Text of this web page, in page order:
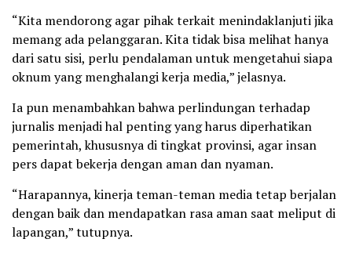
“Kita mendorong agar pihak terkait menindaklanjuti jika
memang ada pelanggaran. Kita tidak bisa melihat hanya
dari satu sisi, perlu pendalaman untuk mengetahui siapa
oknum yang menghalangi kerja media,” jelasnya.
Ia pun menambahkan bahwa perlindungan terhadap
jurnalis menjadi hal penting yang harus diperhatikan
pemerintah, khususnya di tingkat provinsi, agar insan
pers dapat bekerja dengan aman dan nyaman.
“Harapannya, kinerja teman-teman media tetap berjalan
dengan baik dan mendapatkan rasa aman saat meliput di
lapangan,” tutupnya.